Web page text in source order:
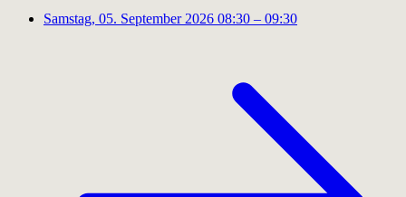
Samstag, 05. September 2026 08:30 – 09:30